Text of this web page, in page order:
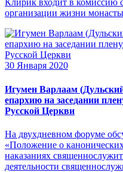
Клирик входит в комиссию
организации жизни
30 Января 2020
Игумен Варлаам
епархию на заседании
Русской Церкви
На двухдневном форуме
«Положение о
наказаниях
деятельности